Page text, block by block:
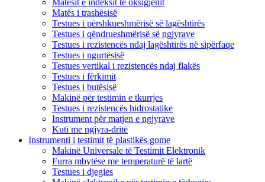
Matës i trashësisë
Testues i përshkueshmërisë së lagështirës
Testues i qëndrueshmërisë së ngjyrave
Testues i rezistencës ndaj lagështirës në sipërfaqe
Testues i ngurtësisë
Testues vertikal i rezistencës ndaj flakës
Testues i fërkimit
Testues i butësisë
Makinë për testimin e tkurrjes
Testues i rezistencës hidrostatike
Instrument për matjen e ngjyrave
Kuti me ngjyra-dritë
Instrumenti i testimit të plastikës gome
Makinë Universale të Testimit Elektronik
Furra mbytëse me temperaturë të lartë
Testues i djegies